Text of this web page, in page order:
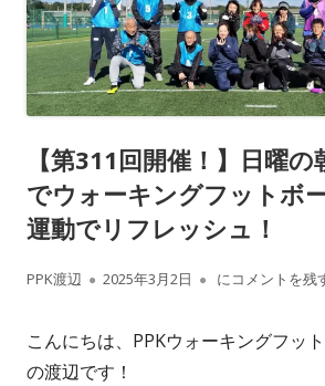
【第311回開催！】日曜
でウォーキングフットボ
運動でリフレッシュ！
作
PPK渡辺
公
日
2025年3月2日 【第311回開催
にコメントを残
こんにちは、PPKウォーキングフッ
の渡辺です！